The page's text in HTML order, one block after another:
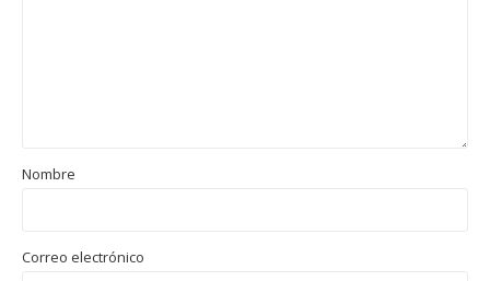
Nombre
Correo electrónico